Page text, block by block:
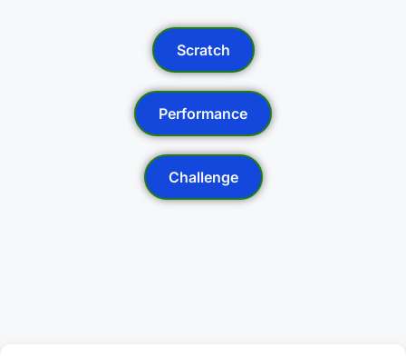
Scratch
Performance
Challenge